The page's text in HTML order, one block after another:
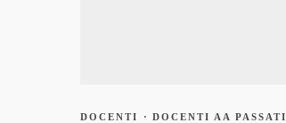
DOCENTI · DOCENTI AA PASSATI